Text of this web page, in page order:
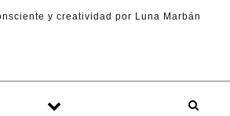
y creatividad por Luna Marbán